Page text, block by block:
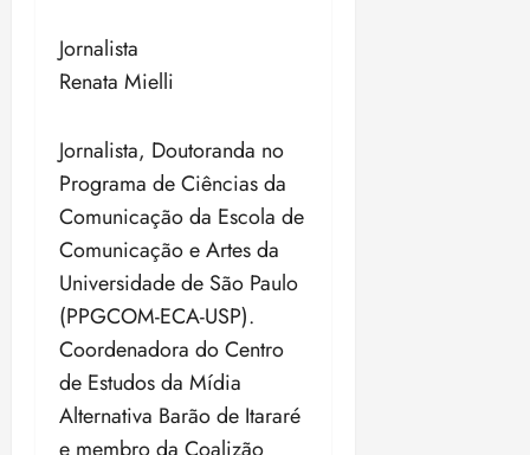
Jornalista
Renata Mielli
Jornalista, Doutoranda no
Programa de Ciências da
Comunicação da Escola de
Comunicação e Artes da
Universidade de São Paulo
(PPGCOM-ECA-USP).
Coordenadora do Centro
de Estudos da Mídia
Alternativa Barão de Itararé